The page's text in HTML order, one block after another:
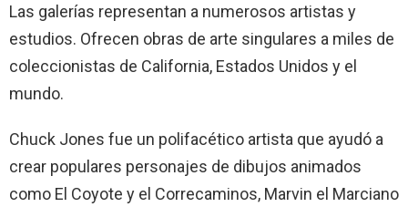
Las galerías representan a numerosos artistas y
estudios. Ofrecen obras de arte singulares a miles de
coleccionistas de California, Estados Unidos y el
mundo.
Chuck Jones fue un polifacético artista que ayudó a
crear populares personajes de dibujos animados
como El Coyote y el Correcaminos, Marvin el Marciano